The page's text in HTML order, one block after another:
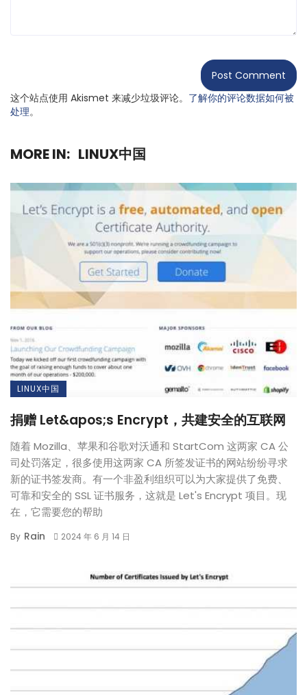
这个站点使用 Akismet 来减少垃圾评论。 了解你的评论数据如何被
处理。
MORE IN: LINUX中国
LINUX中国
捐赠 Let&apos;s Encrypt，共建安全的互联网
随着 Mozilla、苹果和谷歌对沃通和 StartCom 这两家 CA 公
司处罚落定，很多使用这两家 CA 所签发证书的网站纷纷寻求
新的证书签发商。有一个非盈利组织可以为大家提供了免费、
可靠和安全的 SSL 证书服务，这就是 Let's Encrypt 项目。现
在，它需要您的帮助
By Rain 2024 年 6 月 14 日